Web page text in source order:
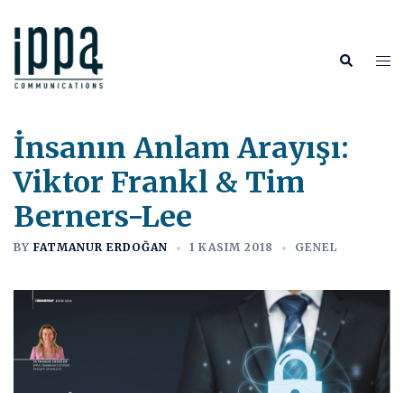
atla
Search
İnsanın Anlam Arayışı:
Viktor Frankl & Tim
Berners-Lee
BY FATMANUR ERDOĞAN 1 KASIM 2018 GENEL